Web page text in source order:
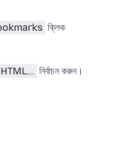
ক্লিক
HTML... নির্বাচন করুন।